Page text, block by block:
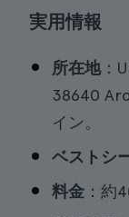
実用情報
所在地：
38640
イン。
ベストシ
料金 ：約